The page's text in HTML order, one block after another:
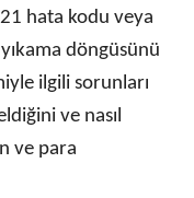
hata kodu veya
döngüsünü
ilgili sorunları
ve nasıl
ve para